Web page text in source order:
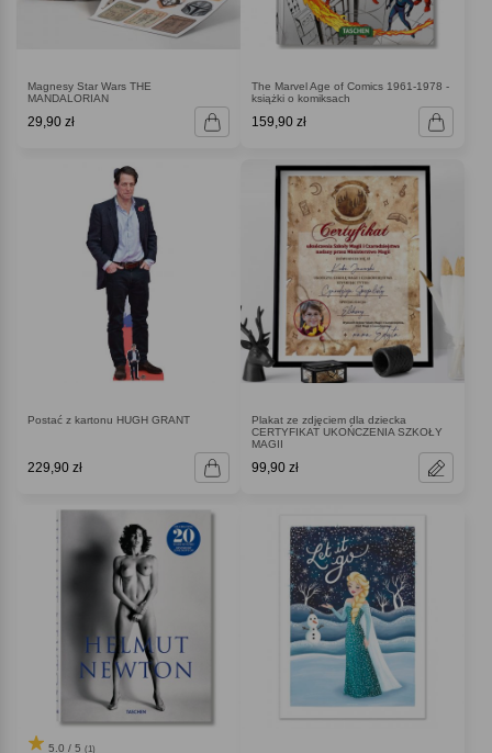
Magnesy Star Wars THE
MANDALORIAN
29,90 zł
The Marvel Age of Comics 1961-1978 -
książki o komiksach
159,90 zł
Postać z kartonu HUGH GRANT
229,90 zł
Plakat ze zdjęciem dla dziecka
CERTYFIKAT UKOŃCZENIA SZKOŁY
MAGII
99,90 zł
5.0 / 5 (1)